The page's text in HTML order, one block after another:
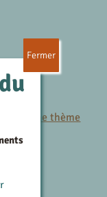
le même thème
Fermer